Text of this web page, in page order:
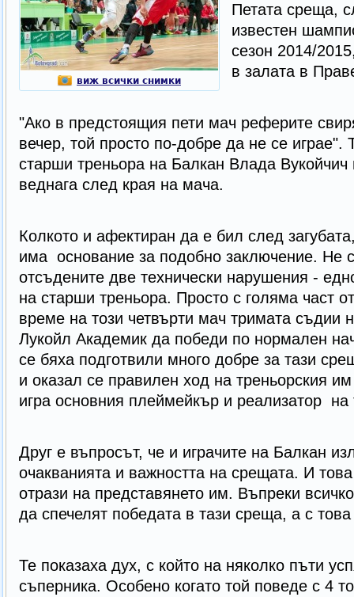
виж всички снимки
Петата среща,
известен
сезон 2014/
в залата в
"Ако в предстоящия пети мач реферите
вечер, той просто по-добре да не се играе".
старши треньора на Балкан Влада
веднага след края на мача.
Колкото и афектиран да е бил след
има основание за подобно заключение. Не
отсъдените две технически нарушения -
на старши треньора. Просто с голяма част
време на този четвърти мач тримата съдии
Лукойл Академик да победи по нормален
се бяха подготвили много добре за тази
и оказал се правилен ход на треньорския
игра основния плеймейкър и реализатор
Друг е въпросът, че и играчите на Балкан
очакванията и важността на срещата. И
отрази на представянето им. Въпреки
да спечелят победата в тази среща, а с това
Те показаха дух, с който на няколко пъти
съперника. Особено когато той поведе с 4